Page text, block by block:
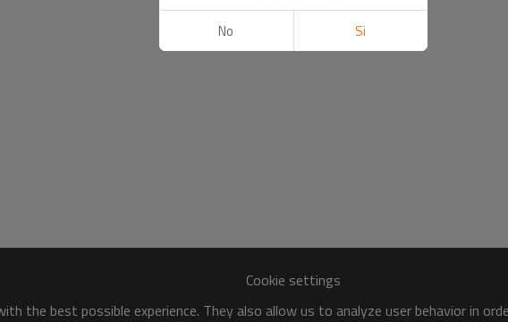
Cookie settings
the best possible experience. They also allow us to analyze user behavior in
No Si